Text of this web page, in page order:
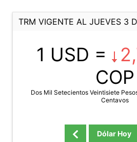
TRM VIGENTE AL JUEVES 3
1 USD =
COP
Dos Mil Setecientos Veintisiete
Centavos
Dólar Hoy